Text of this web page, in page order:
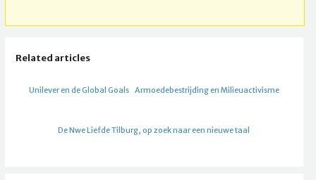
Related articles
Unilever en de Global Goals Armoedebestrijding en Milieuactivisme
De Nwe Liefde Tilburg, op zoek naar een nieuwe taal